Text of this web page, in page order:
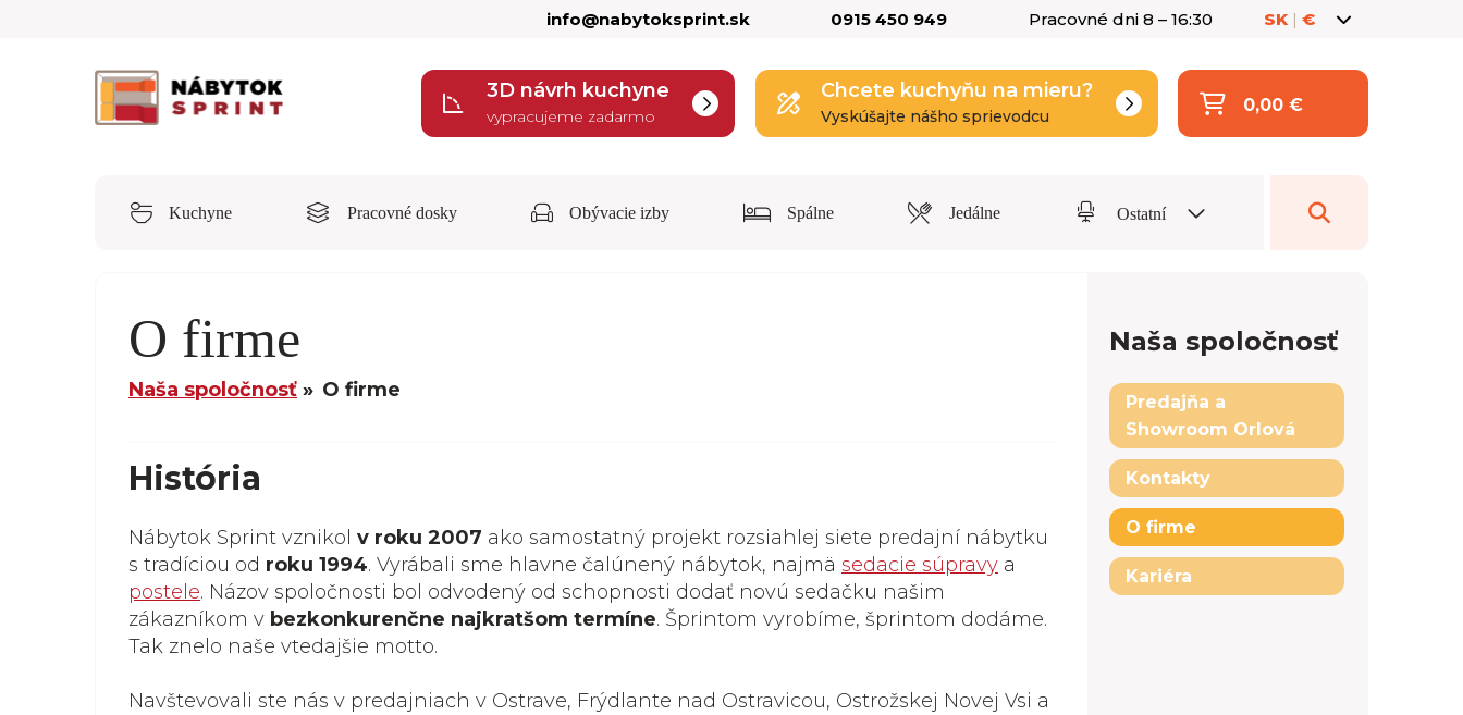
info@nabytoksprint.sk 0915 450 949 Pracovné dni 8 – 16:30 SK | €
3D návrh kuchyne
vypracujeme zadarmo
Chcete kuchyňu na mieru?
Vyskúšajte nášho sprievodcu
0,00 €
Kuchyne Pracovné dosky Obývacie izby Spálne Jedálne Ostatní
O firme
Naša spoločnosť O firme
História
Nábytok Sprint vznikol v roku 2007 ako samostatný projekt rozsiahlej siete predajní nábytku
s tradíciou od roku 1994. Vyrábali sme hlavne čalúnený nábytok, najmä sedacie súpravy a
postele. Názov spoločnosti bol odvodený od schopnosti dodať novú sedačku našim
zákazníkom v bezkonkurenčne najkratšom termíne. Šprintom vyrobíme, šprintom dodáme.
Tak znelo naše vtedajšie motto.
Navštevovali ste nás v predajniach v Ostrave, Frýdlante nad Ostravicou, Ostrožskej Novej Vsi a
Naša spoločnosť
Predajňa a
Showroom Orlová
Kontakty
O firme
Kariéra